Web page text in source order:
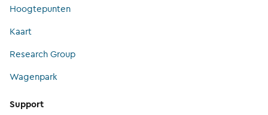
Hoogtepunten
Kaart
Research Group
Wagenpark
Support